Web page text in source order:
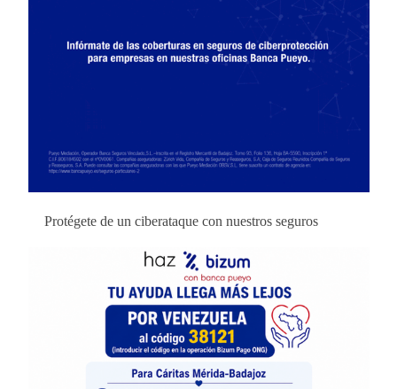
Protégete de un ciberataque con nuestros seguros